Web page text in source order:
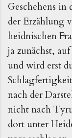
Geschehens
der Erzählung
heidnischen
ja zunächst,
und wird erst
nach der
nicht nach
dort unter